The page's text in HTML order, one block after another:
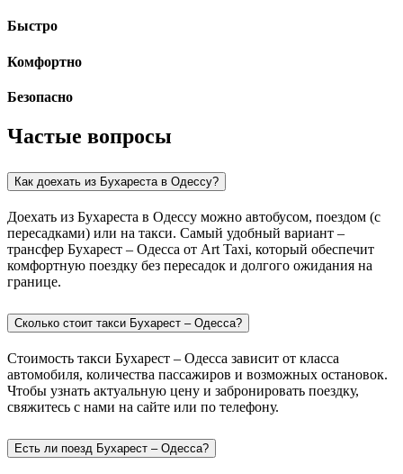
Быстро
Комфортно
Безопасно
Частые вопросы
Как доехать из Бухареста в Одессу?
Доехать из Бухареста в Одессу можно автобусом, поездом (с
пересадками) или на такси. Самый удобный вариант –
трансфер Бухарест – Одесса от Art Taxi, который обеспечит
комфортную поездку без пересадок и долгого ожидания на
границе.
Сколько стоит такси Бухарест – Одесса?
Стоимость такси Бухарест – Одесса зависит от класса
автомобиля, количества пассажиров и возможных остановок.
Чтобы узнать актуальную цену и забронировать поездку,
свяжитесь с нами на сайте или по телефону.
Есть ли поезд Бухарест – Одесса?